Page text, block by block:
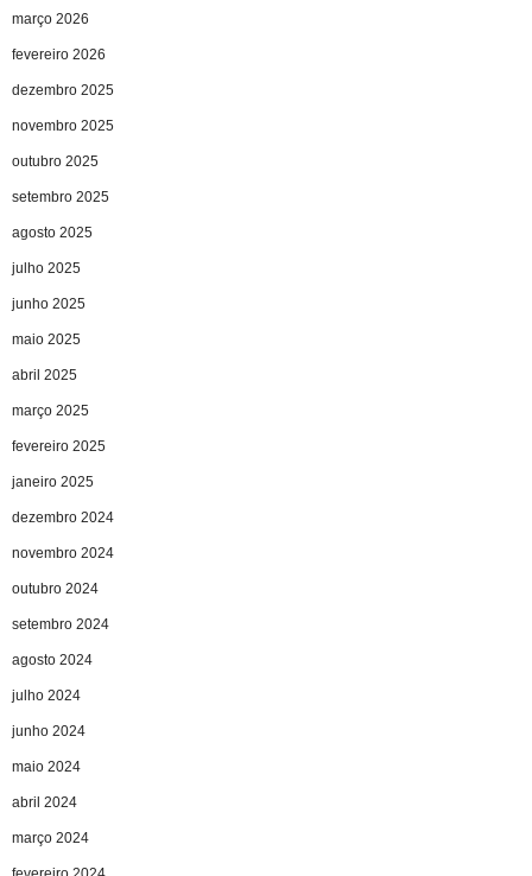
março 2026
fevereiro 2026
dezembro 2025
novembro 2025
outubro 2025
setembro 2025
agosto 2025
julho 2025
junho 2025
maio 2025
abril 2025
março 2025
fevereiro 2025
janeiro 2025
dezembro 2024
novembro 2024
outubro 2024
setembro 2024
agosto 2024
julho 2024
junho 2024
maio 2024
abril 2024
março 2024